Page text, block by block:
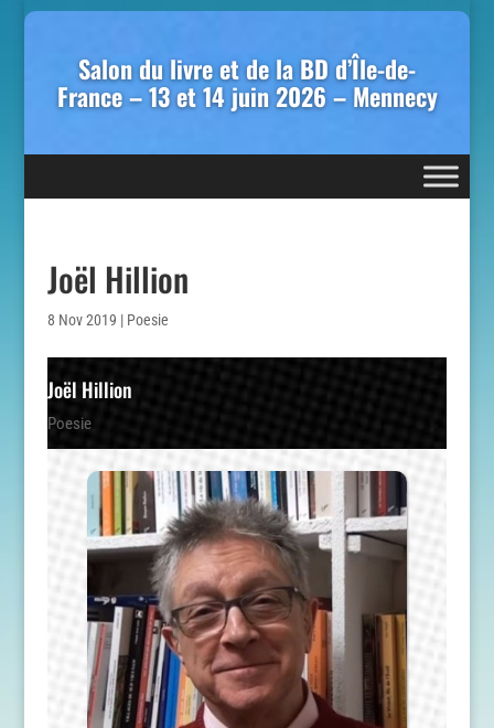
Salon du livre et de la BD d’Île-de-
France – 13 et 14 juin 2026 – Mennecy
Joël Hillion
8 Nov 2019 | Poesie
Joël Hillion
Poesie